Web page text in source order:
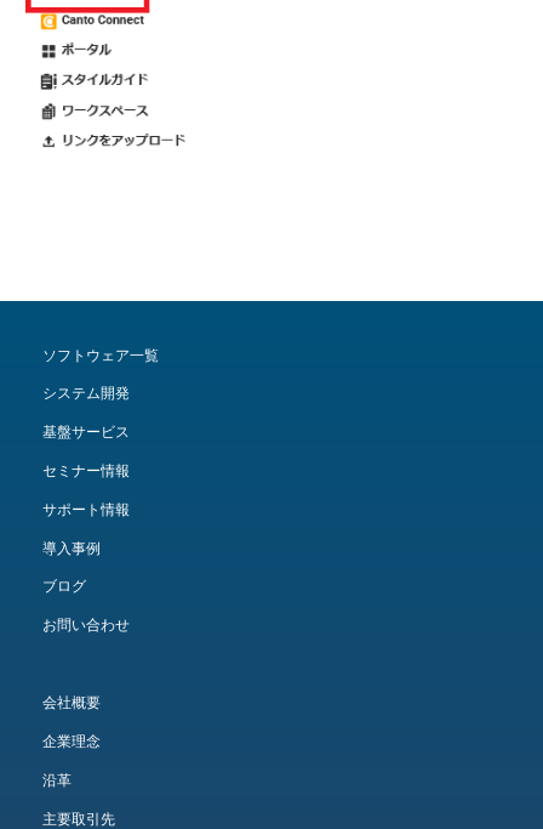
ソフトウェア一覧
システム開発
基盤サービス
セミナー情報
サポート情報
導入事例
ブログ
お問い合わせ
会社概要
企業理念
沿革
主要取引先